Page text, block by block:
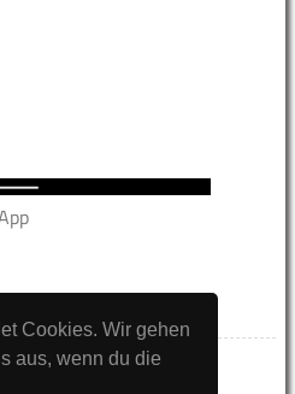
Cookies. Wir gehen
aus, wenn du die